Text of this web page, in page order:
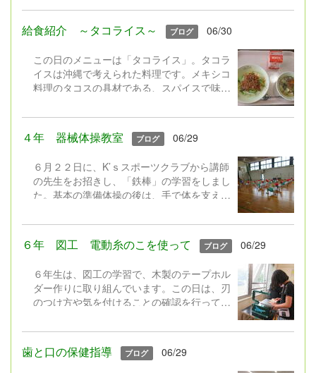
年2組の算数の授業を参観しに行きました。
教室に戻ってからの振り返りでは「こんなと
ころが良かった」の感想がたくさん聞かれま
けてきました。さあ、自分たちの授業をみん
なでつくっていきましょう。
給食紹介 ～タコライス～ ブログ 06/30
この日のメニューは「タコライス」。タコラ
イスは沖縄で考えられた料理です。メキシコ
料理のタコスの具材である、スパイスで味付
チーズ、野菜をのせたものです。給食では、
小松産のトマトをたっぷり使い、キャベツや
キュウリ、チーズもいっぱい！具だくさんの
たりですね。 【タコライ
ス、もずくのスープ、牛乳】
（＊写真
４年 器械体操教室 ブログ 06/29
６月２２日に、K’ｓスポーツクラブから講師
の先生をお招きし、「鉄棒」の学習をしまし
た。基本の準備体操の後は、手で体を支え体
頭の向こうにつける運動など・・・「逆上が
り」につながる動きを入れた楽しい準備運動
も教えてもらいました。専門家の指導とサポ
う少しでできそう！」とコツを感じた様子が
たくさん見られました。これからも体育の時
間や休み時間に、練習できるといいですね。
６年 図工 電動糸のこを使って ブログ 06/29
６年生は、図工の学習で、木製のテープホル
ダー作りに取り組んでいます。この日は、刃
のつけ方や気を付けることの確認を行ってか
ながら曲線もゆっくりと進めて、慎重に切っ
ていました。
歯と口の保健指導 ブログ 06/29